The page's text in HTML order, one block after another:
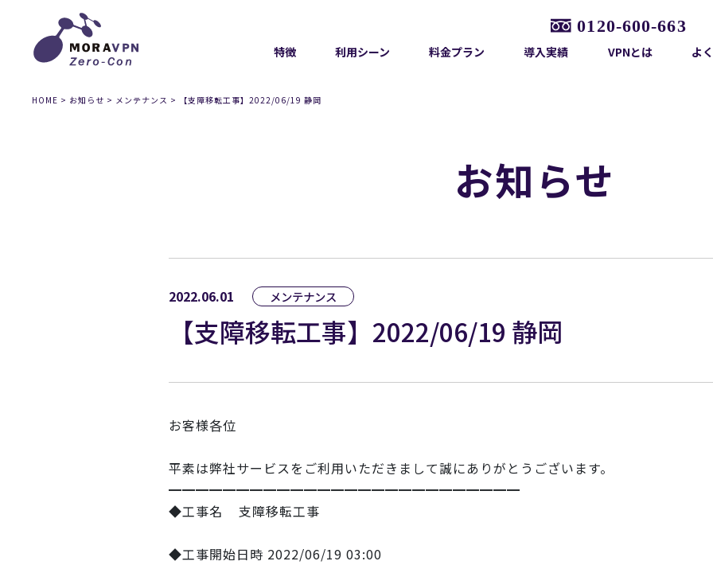
特徴 利用シーン 料金プラン 導入実績 VPNとは よ
HOME > お知らせ > メンテナンス > 【支障移転工事】2022/06/19 静岡
お知らせ
2022.06.01 メンテナンス
【支障移転工事】2022/06/19 静岡
お客様各位
平素は弊社サービスをご利用いただきまして誠にありがとうござい ます。
━━━━━━━━━━━━━━━━━━━━━━━━━━
◆工事名 支障移転工事
◆工事開始日時 2022/06/19 03:00